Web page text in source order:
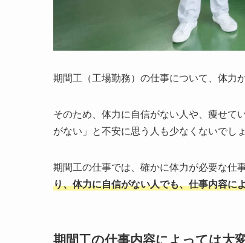
期間工（工場勤務）の仕事について、体力
そのため、体力に自信がない人や、痩せて
がない」と不安に思う人も少なくないでしょ
期間工の仕事では、確かに体力が必要な仕
り、体力に自信がない人でも、仕事内容に
期間工の仕事内容によっては大